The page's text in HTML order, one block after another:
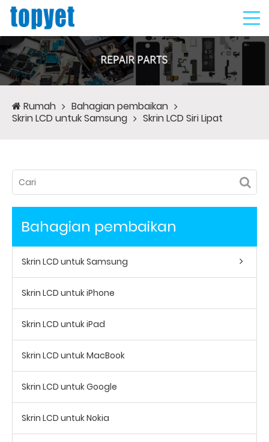
Rumah
Bahagian pembaikan
Skrin LCD untuk Samsung
Skrin LCD Siri Lipat
Bahagian pembaikan
Skrin LCD untuk Samsung
Skrin LCD untuk iPhone
Skrin LCD untuk iPad
Skrin LCD untuk MacBook
Skrin LCD untuk Google
Skrin LCD untuk Nokia